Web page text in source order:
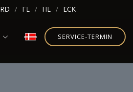
RD FL HL ECK
SERVICE-TERMIN